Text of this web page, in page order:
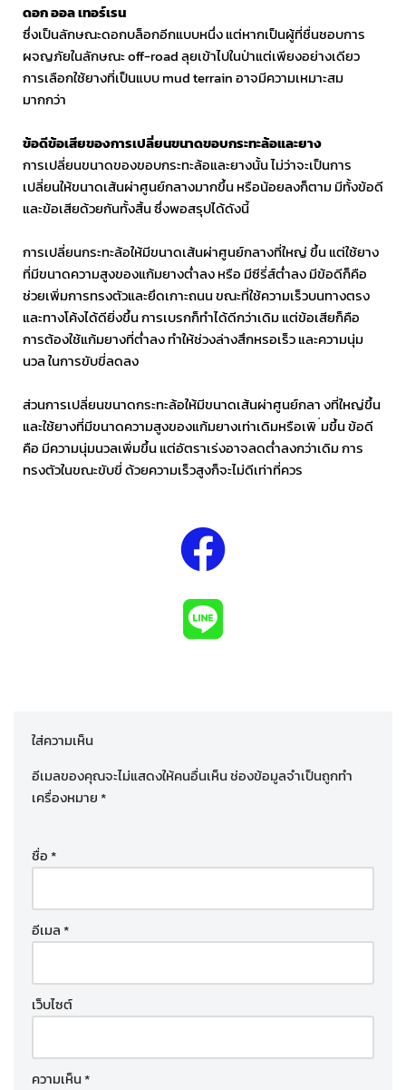
ดอก ออล เทอร์เรน
ซึ่งเป็นลักษณะดอกบล็อกอีกแบบหนึ่ง แต่หากเป็นผู้ที่ชื่นชอบการ
ผจญภัยในลักษณะ off-road ลุยเข้าไปในป่าแต่เพียงอย่างเดียว
การเลือกใช้ยางที่เป็นแบบ mud terrain อาจมีความเหมาะสม
มากกว่า
ข้อดีข้อเสียของการเปลี่ยนขนาดขอบกระทะล้อและยาง
การเปลี่ยนขนาดของขอบกระทะล้อและยางนั้น ไม่ว่าจะเป็นการ
เปลี่ยนให้ขนาดเส้นผ่าศูนย์กลางมากขึ้น หรือน้อยลงก็ตาม มีทั้งข้อดี
และข้อเสียด้วยกันทั้งสิ้น ซึ่งพอสรุปได้ดังนี้
การเปลี่ยนกระทะล้อให้มีขนาดเส้นผ่าศูนย์กลางที่ใหญ่ ขึ้น แต่ใช้ยาง
ที่มีขนาดความสูงของแก้มยางต่ำลง หรือ มีซีรี่ส์ต่ำลง มีข้อดีก็คือ
ช่วยเพิ่มการทรงตัวและยึดเกาะถนน ขณะที่ใช้ความเร็วบนทางตรง
และทางโค้งได้ดียิ่งขึ้น การเบรกก็ทำได้ดีกว่าเดิม แต่ข้อเสียก็คือ
การต้องใช้แก้มยางที่ต่ำลง ทำให้ช่วงล่างสึกหรอเร็ว และความนุ่ม
นวล ในการขับขี่ลดลง
ส่วนการเปลี่ยนขนาดกระทะล้อให้มีขนาดเส้นผ่าศูนย์กลา งที่ใหญ่ขึ้น
และใช้ยางที่มีขนาดความสูงของแก้มยางเท่าเดิมหรือเพิ ่มขึ้น ข้อดี
คือ มีความนุ่มนวลเพิ่มขึ้น แต่อัตราเร่งอาจลดต่ำลงกว่าเดิม การ
ทรงตัวในขณะขับขี่ ด้วยความเร็วสูงก็จะไม่ดีเท่าที่ควร
ใส่ความเห็น
อีเมลของคุณจะไม่แสดงให้คนอื่นเห็นช่องข้อมูลจำเป็นถูกทำ
เครื่องหมาย*
ชื่อ*
อีเมล*
เว็บไซต์
ความเห็น*